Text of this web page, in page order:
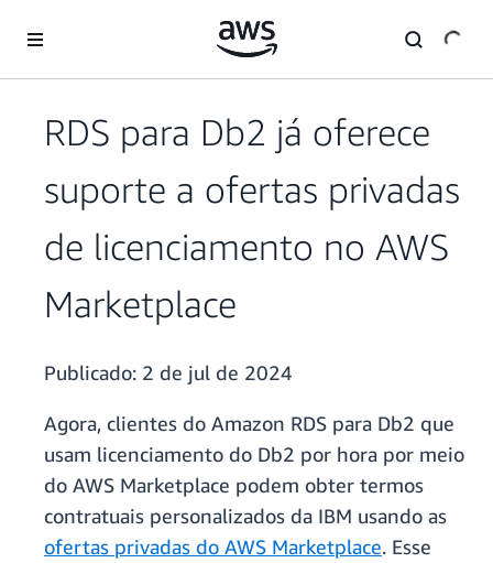
Pular para o conteúdo principal
RDS para Db2 já oferece
suporte a ofertas privadas
de licenciamento no AWS
Marketplace
Publicado: 2 de jul de 2024
Agora, clientes do Amazon RDS para Db2 que
usam licenciamento do Db2 por hora por meio
do AWS Marketplace podem obter termos
contratuais personalizados da IBM usando as
ofertas privadas do AWS Marketplace. Esse